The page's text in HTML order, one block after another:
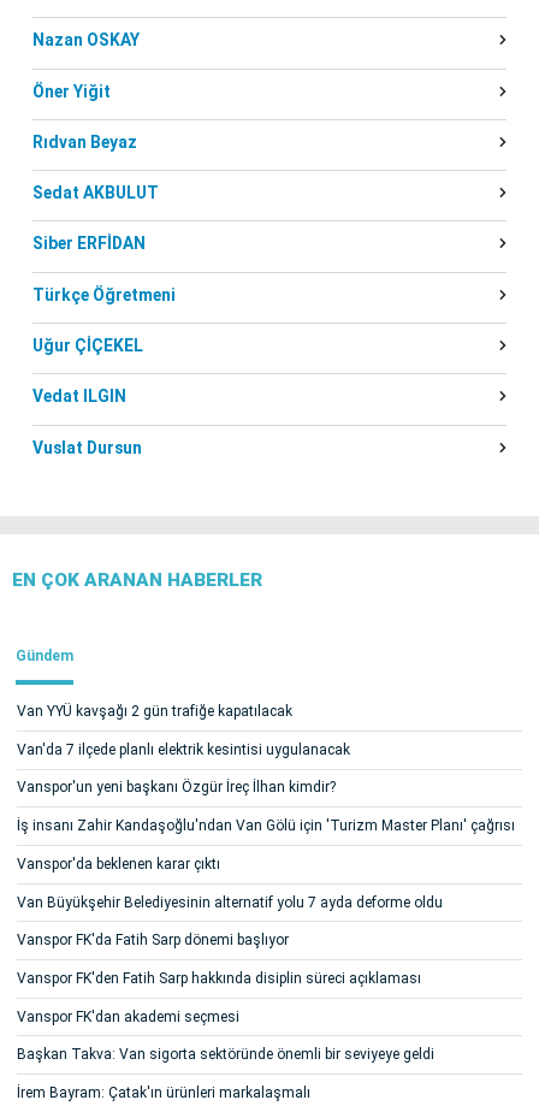
Nazan OSKAY
Öner Yiğit
Rıdvan Beyaz
Sedat AKBULUT
Siber ERFİDAN
Türkçe Öğretmeni
Uğur ÇİÇEKEL
Vedat ILGIN
Vuslat Dursun
EN ÇOK ARANAN HABERLER
Gündem
Van YYÜ kavşağı 2 gün trafiğe kapatılacak
Van'da 7 ilçede planlı elektrik kesintisi uygulanacak
Vanspor'un yeni başkanı Özgür İreç İlhan kimdir?
İş insanı Zahir Kandaşoğlu'ndan Van Gölü için 'Turizm Master Planı' çağrısı
Vanspor'da beklenen karar çıktı
Van Büyükşehir Belediyesinin alternatif yolu 7 ayda deforme oldu
Vanspor FK'da Fatih Sarp dönemi başlıyor
Vanspor FK'den Fatih Sarp hakkında disiplin süreci açıklaması
Vanspor FK'dan akademi seçmesi
Başkan Takva: Van sigorta sektöründe önemli bir seviyeye geldi
İrem Bayram: Çatak'ın ürünleri markalaşmalı